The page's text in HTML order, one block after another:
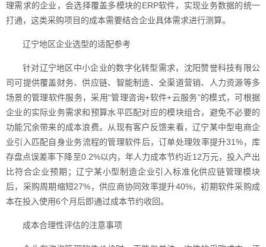
理需求的企业，会选择覆盖多模块的ERP软件，实现业务数据的统一
打通，这类采购项目的成本需要结合企业具体需求进行测算。
辽宁地区企业选型的适配参考
针对辽宁地区中小企业的数字化转型需求，沈阳赞誉科技有限公
司可提供覆盖财务、供应链、智能制造、全渠道营销、人力资源等多
场景的管理软件服务，采用“管理咨询+软件+云服务”的模式，可根据
企业的实际业务需求和预算水平匹配对应的模块组合，避免不必要的
功能冗余带来的成本浪费。从现有客户反馈来看，辽宁某中型电商企
业引入匹配自身业务流程的管理软件后，订单处理效率提升31%，库
存盘点误差率下降至0.2%以内，年人力成本节约近12万元，投入产出
比符合企业预期；辽宁某小型制造企业引入标准化供应链管理模块
后，采购周期缩短27%，供应商协同效率提升40%，初期软件采购成
本在投入使用6个月后即通过成本节约收回。
成本合理性评估的注意事项